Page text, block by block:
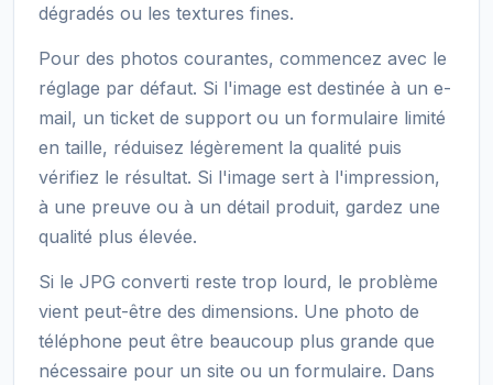
dégradés ou les textures fines.
Pour des photos courantes, commencez avec le
réglage par défaut. Si l'image est destinée à un e-
mail, un ticket de support ou un formulaire limité
en taille, réduisez légèrement la qualité puis
vérifiez le résultat. Si l'image sert à l'impression,
à une preuve ou à un détail produit, gardez une
qualité plus élevée.
Si le JPG converti reste trop lourd, le problème
vient peut-être des dimensions. Une photo de
téléphone peut être beaucoup plus grande que
nécessaire pour un site ou un formulaire. Dans